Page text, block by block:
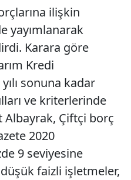
ilişkin
yayımlanarak
Karara göre
Kredi
sonuna kadar
ve kriterlerinde
Albayrak, Çiftçi borç
2020
9 seviyesine
faizli işletmeler,